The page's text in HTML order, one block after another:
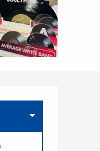
datos